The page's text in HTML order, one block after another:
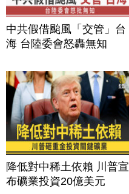
中共假借颱風「交管」台
海 台陸委會怒轟無知
降低對中稀土依賴 川普宣
布礦業投資20億美元